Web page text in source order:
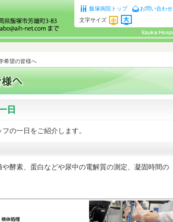
飯塚病院トップ
お問い合わせ
文字サイズ
希望の皆様へ
日
の一日をご紹介します。
酵素、蛋白などや尿中の電解質の測定、凝固時間の